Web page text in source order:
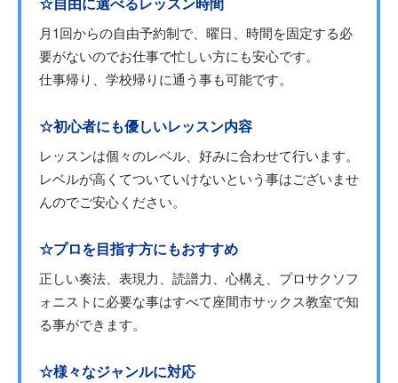
月1回からの自由予約制で、曜日、時間を固定する必
要がないのでお仕事で忙しい方にも安心です。
仕事帰り、学校帰りに通う事も可能です。
☆初心者にも優しいレッスン内容
レッスンは個々のレベル、好みに合わせて行います。
レベルが高くてついていけないという事はございませ
んのでご安心ください。
☆プロを目指す方にもおすすめ
正しい奏法、表現力、読譜力、心構え、プロサクソフ
ォニストに必要な事はすべて座間市サックス教室で知
る事ができます。
☆様々なジャンルに対応